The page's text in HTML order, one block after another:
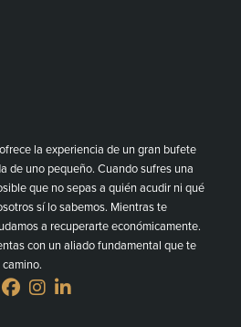
la experiencia de un gran bufete
de uno pequeño. Cuando sufres una
que no sepas a quién acudir ni qué
sí lo sabemos. Mientras te
a recuperarte económicamente.
con un aliado fundamental que te